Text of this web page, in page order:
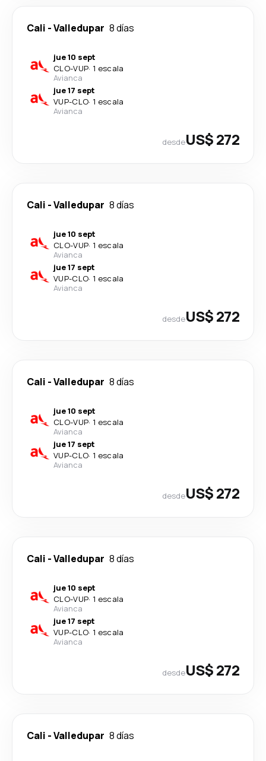
Cali -Valledupar 8 días
jue 10 sept
CLO-VUP· 1 escala
Avianca
jue 17 sept
VUP-CLO· 1 escala
Avianca
desdeUS$ 272
Cali -Valledupar 8 días
jue 10 sept
CLO-VUP· 1 escala
Avianca
jue 17 sept
VUP-CLO· 1 escala
Avianca
desdeUS$ 272
Cali -Valledupar 8 días
jue 10 sept
CLO-VUP· 1 escala
Avianca
jue 17 sept
VUP-CLO· 1 escala
Avianca
desdeUS$ 272
Cali -Valledupar 8 días
jue 10 sept
CLO-VUP· 1 escala
Avianca
jue 17 sept
VUP-CLO· 1 escala
Avianca
desdeUS$ 272
Cali -Valledupar 8 días